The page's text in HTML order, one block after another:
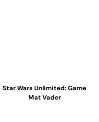
Star Wars Unlimited: Game
Mat Vader